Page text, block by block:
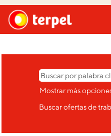
Mostrar más